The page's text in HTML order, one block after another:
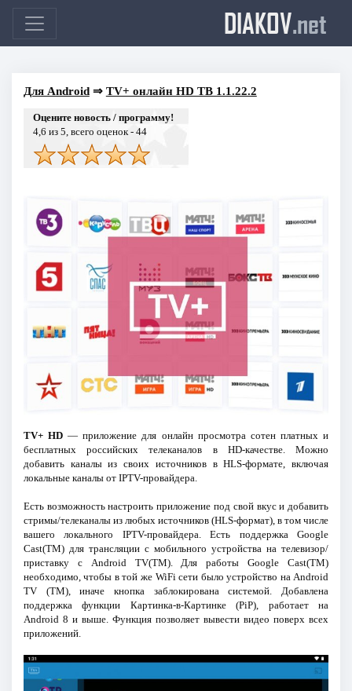
DIAKOV.net
Для Android⇒ TV+ онлайн HD ТВ 1.1.22.2
Оцените новость / программу!
4,6 из 5, всего оценок - 44
TV+ HD— приложение для онлайн просмотра сотен платных и
бесплатных российских телеканалов в HD-качестве. Можно
добавить каналы из своих источников в HLS-формате, включая
локальные каналы от IPTV-провайдера.
Есть возможность настроить приложение под свой вкус и добавить
стримы/телеканалы из любых источников (HLS-формат), в том числе
вашего локального IPTV-провайдера. Есть поддержка Google
Cast(TM) для трансляции с мобильного устройства на телевизор/
приставку с Android TV(TM). Для работы Google Cast(ТМ)
необходимо, чтобы в той же WiFi сети было устройство на Android
TV (TM), иначе кнопка заблокирована системой. Добавлена
поддержка функции Картинка-в-Картинке (PiP), работает на
Android 8 и выше. Функция позволяет вывести видео поверх всех
приложений.